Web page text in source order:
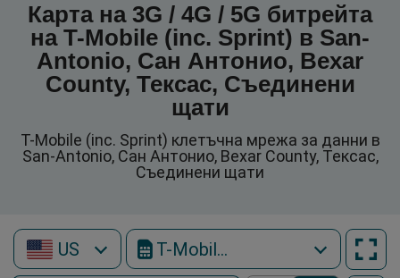
Карта на 3G / 4G / 5G битрейта
на T-Mobile (inc. Sprint) в San-
Antonio, Сан Антонио, Bexar
County, Тексас, Съединени
щати
T-Mobile (inc. Sprint) клетъчна мрежа за данни в
San-Antonio, Сан Антонио, Bexar County, Тексас,
Съединени щати
US T-Mobile (inc. Sprint)